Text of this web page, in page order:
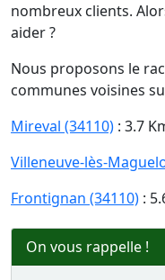
nombreux clients.
aider ?
Nous proposons le
communes voisines
Mireval (34110) : 3.7
Villeneuve-lès-
Frontignan (34110) :
On vous rappelle !